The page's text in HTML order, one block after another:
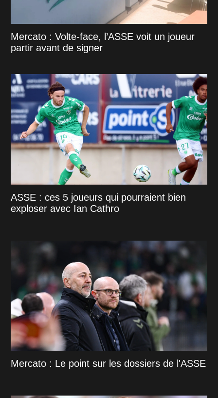
Mercato : Volte-face, l’ASSE voit un joueur
partir avant de signer
ASSE : ces 5 joueurs qui pourraient bien
exploser avec Ian Cathro
Mercato : Le point sur les dossiers de l'ASSE